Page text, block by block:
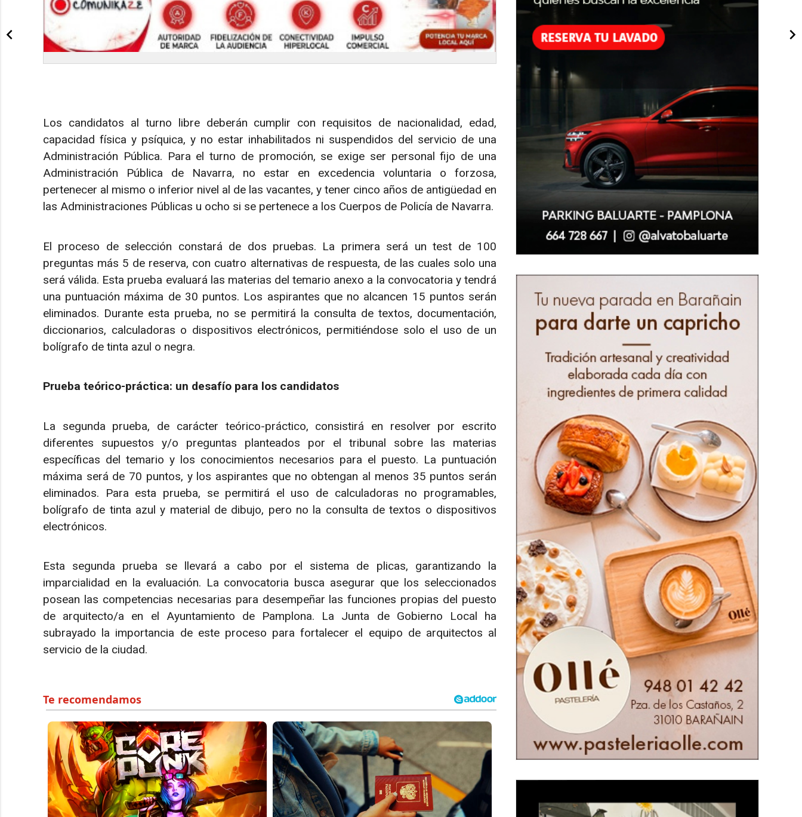
Los candidatos al turno libre deberán cumplir con requisitos de nacionalidad, edad,
capacidad física y psíquica, y no estar inhabilitados ni suspendidos del servicio de una
Administración Pública. Para el turno de promoción, se exige ser personal fijo de una
Administración Pública de Navarra, no estar en excedencia voluntaria o forzosa,
pertenecer al mismo o inferior nivel al de las vacantes, y tener cinco años de antigüedad en
las Administraciones Públicas u ocho si se pertenece a los Cuerpos de Policía de Navarra.
El proceso de selección constará de dos pruebas. La primera será un test de 100
preguntas más 5 de reserva, con cuatro alternativas de respuesta, de las cuales solo una
será válida. Esta prueba evaluará las materias del temario anexo a la convocatoria y tendrá
una puntuación máxima de 30 puntos. Los aspirantes que no alcancen 15 puntos serán
eliminados. Durante esta prueba, no se permitirá la consulta de textos, documentación,
diccionarios, calculadoras o dispositivos electrónicos, permitiéndose solo el uso de un
bolígrafo de tinta azul o negra.
Prueba teórico-práctica: un desafío para los candidatos
La segunda prueba, de carácter teórico-práctico, consistirá en resolver por escrito
diferentes supuestos y/o preguntas planteados por el tribunal sobre las materias
específicas del temario y los conocimientos necesarios para el puesto. La puntuación
máxima será de 70 puntos, y los aspirantes que no obtengan al menos 35 puntos serán
eliminados. Para esta prueba, se permitirá el uso de calculadoras no programables,
bolígrafo de tinta azul y material de dibujo, pero no la consulta de textos o dispositivos
electrónicos.
Esta segunda prueba se llevará a cabo por el sistema de plicas, garantizando la
imparcialidad en la evaluación. La convocatoria busca asegurar que los seleccionados
posean las competencias necesarias para desempeñar las funciones propias del puesto
de arquitecto/a en el Ayuntamiento de Pamplona. La Junta de Gobierno Local ha
subrayado la importancia de este proceso para fortalecer el equipo de arquitectos al
servicio de la ciudad.